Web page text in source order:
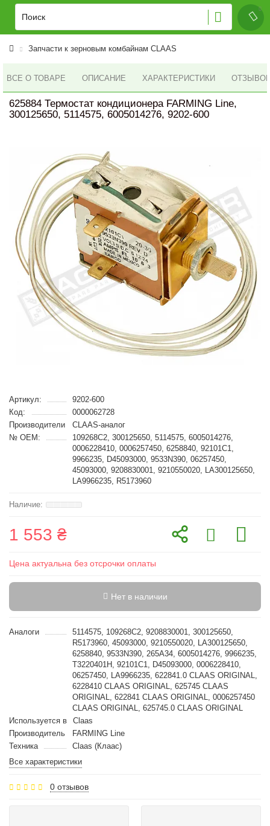
Запчасти к зерновым комбайнам CLAAS
ВСЕ О ТОВАРЕ ОПИСАНИЕ ХАРАКТЕРИСТИКИ ОТЗЫВОВ
625884 Термостат кондиционера FARMING Line,
300125650, 5114575, 6005014276, 9202-600
Артикул:
9202-600
Код:
0000062728
Производители
CLAAS-аналог
№ OEM:
109268C2, 300125650, 5114575, 6005014276,
0006228410, 0006257450, 6258840, 92101C1,
9966235, D45093000, 9533N390, 06257450,
45093000, 9208830001, 9210550020, LA300125650,
LA9966235, R5173960
1 553 ₴
Цена актуальна без отсрочки оплаты
Нет в наличии
Аналоги
5114575, 109268C2, 9208830001, 300125650,
R5173960, 45093000, 9210550020, LA300125650,
6258840, 9533N390, 265A34, 6005014276, 9966235,
T3220401H, 92101C1, D45093000, 0006228410,
06257450, LA9966235, 622841.0 CLAAS ORIGINAL,
6228410 CLAAS ORIGINAL, 625745 CLAAS
ORIGINAL, 622841 CLAAS ORIGINAL, 0006257450
CLAAS ORIGINAL, 625745.0 CLAAS ORIGINAL
Используется в
Claas
Производитель
FARMING Line
Техника
Claas (Клаас)
Все характеристики
0 отзывов